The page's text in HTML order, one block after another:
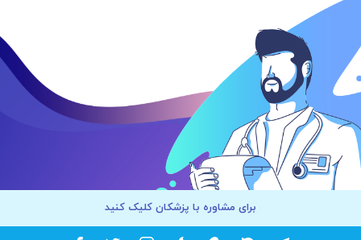
برای مشاوره با پزشکان کلیک کنید